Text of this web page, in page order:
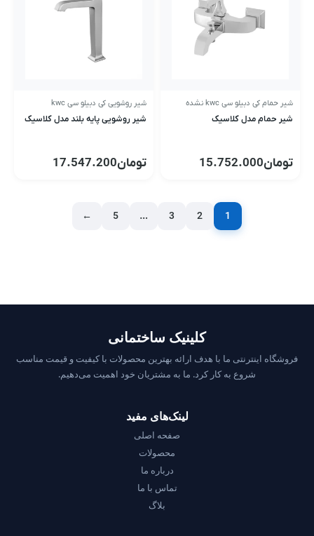
شیر حمام کی دبیلو سی kwc نشده
شیر حمام مدل کلاسیک
تومان15.752.000
شیر روشویی کی دبیلو سی kwc
شیر روشویی پایه بلند مدل کلاسیک
تومان17.547.200
1
2
3
…
5
←
کلینیک ساختمانی
فروشگاه اینترنتی ما با هدف ارائه بهترین محصولات با کیفیت و قیمت مناسب
شروع به کار کرد. ما به مشتریان خود اهمیت می‌دهیم.
لینک‌های مفید
صفحه اصلی
محصولات
درباره ما
تماس با ما
بلاگ